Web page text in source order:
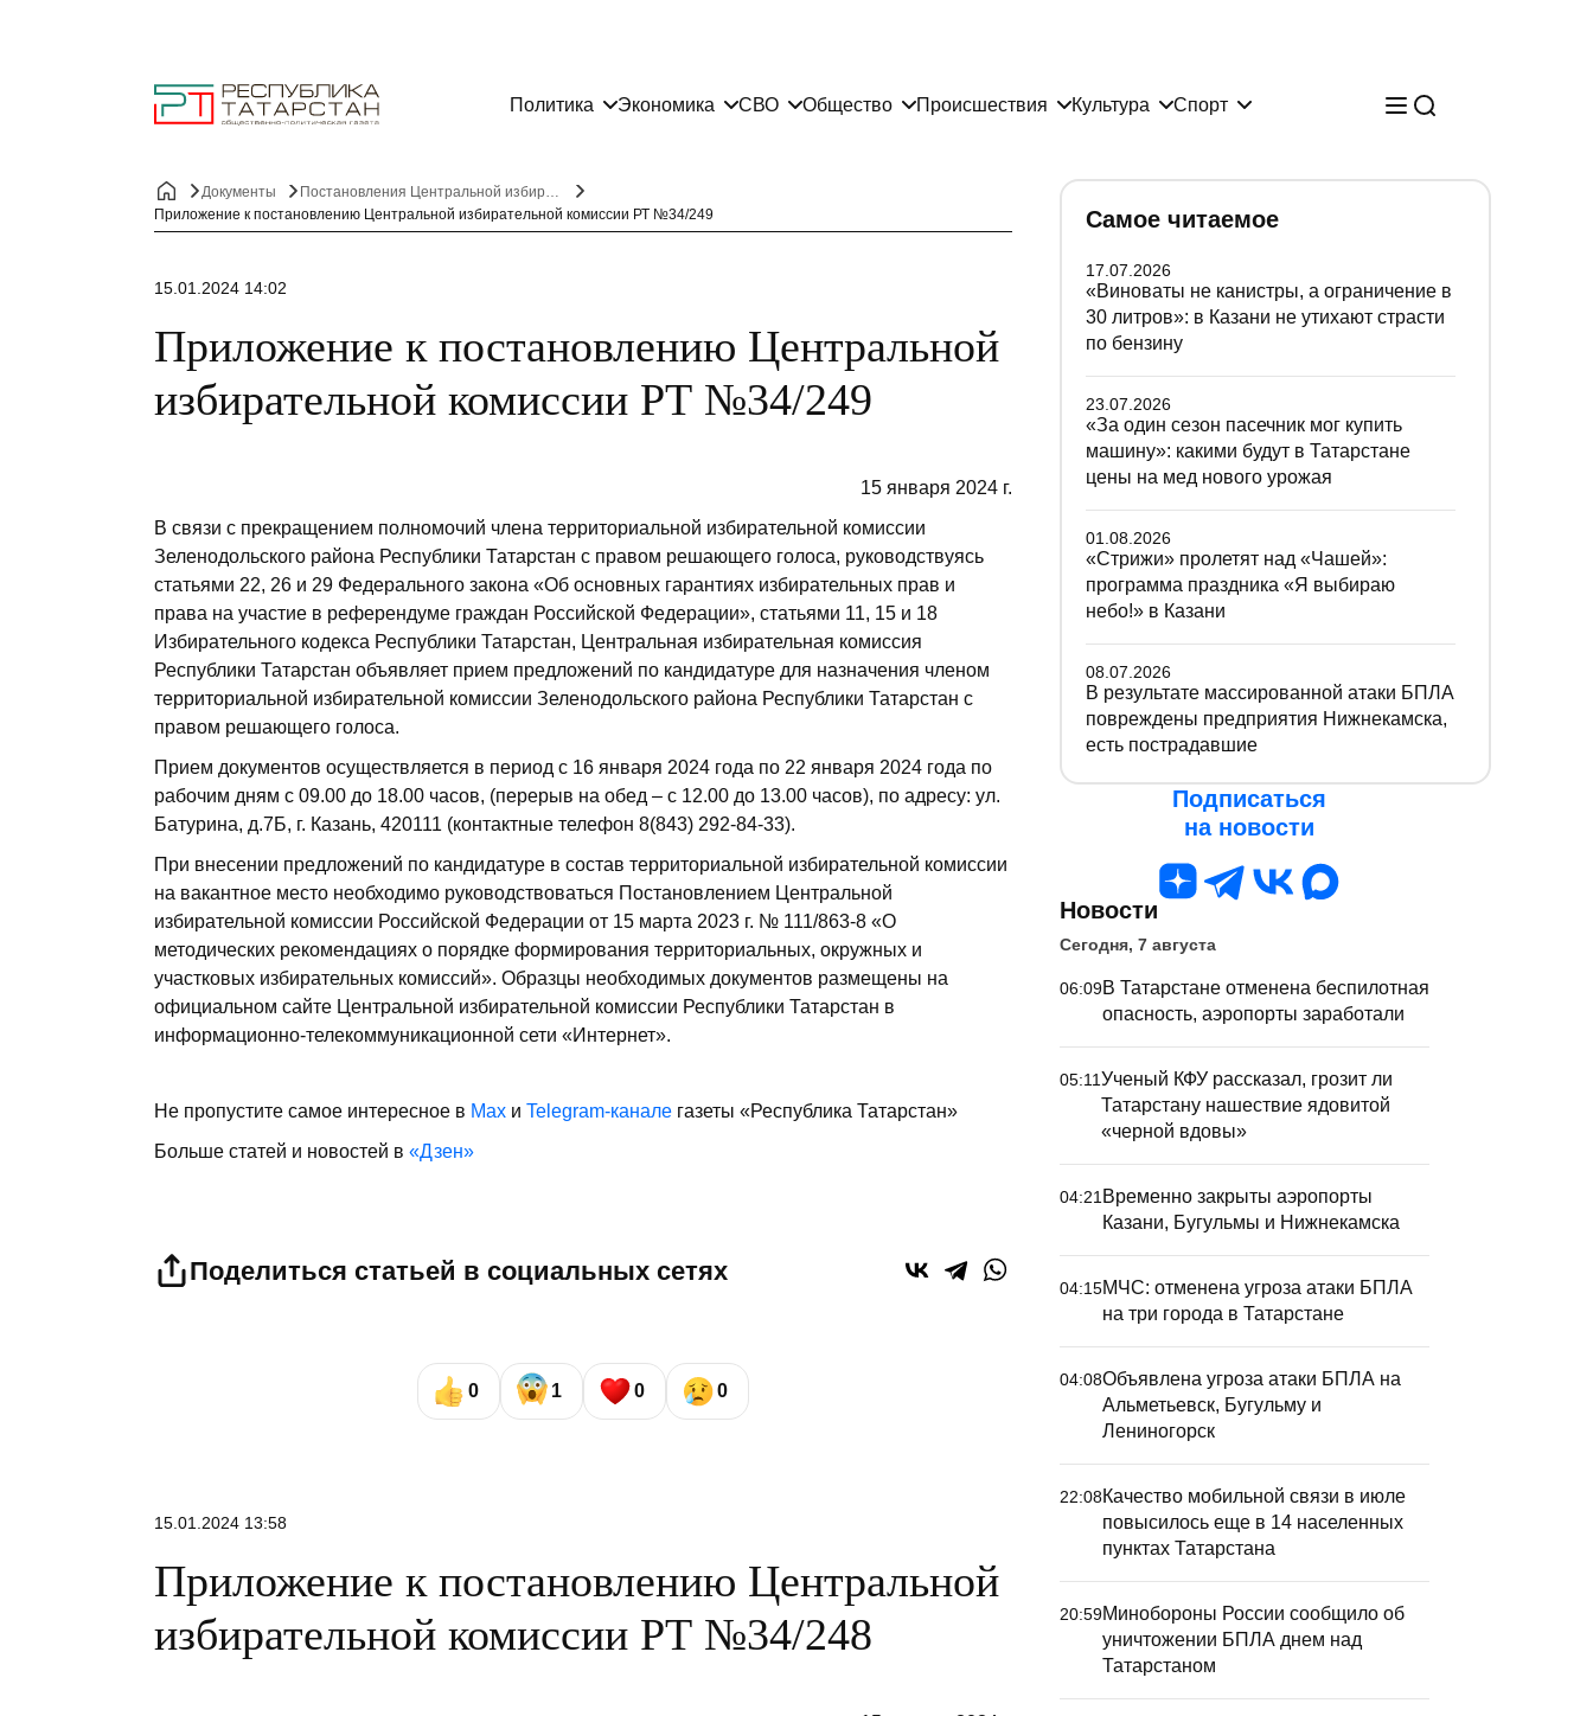
Политика Экономика СВО Общество Происшествия Культура Спорт
Документы
Постановления Центральной избирательной комиссии Республики Татарстан
Приложение к постановлению Центральной избирательной комиссии РТ №34/249
15.01.2024 14:02
Приложение к постановлению Центральной
избирательной комиссии РТ №34/249
15 января 2024 г.
В связи с прекращением полномочий члена территориальной избирательной комиссии
Зеленодольского района Республики Татарстан с правом решающего голоса, руководствуясь
статьями 22, 26 и 29 Федерального закона «Об основных гарантиях избирательных прав и
права на участие в референдуме граждан Российской Федерации», статьями 11, 15 и 18
Избирательного кодекса Республики Татарстан, Центральная избирательная комиссия
Республики Татарстан объявляет прием предложений по кандидатуре для назначения членом
территориальной избирательной комиссии Зеленодольского района Республики Татарстан с
правом решающего голоса.
Прием документов осуществляется в период с 16 января 2024 года по 22 января 2024 года по
рабочим дням с 09.00 до 18.00 часов, (перерыв на обед – с 12.00 до 13.00 часов), по адресу: ул.
Батурина, д.7Б, г. Казань, 420111 (контактные телефон 8(843) 292-84-33).
При внесении предложений по кандидатуре в состав территориальной избирательной комиссии
на вакантное место необходимо руководствоваться Постановлением Центральной
избирательной комиссии Российской Федерации от 15 марта 2023 г. № 111/863-8 «О
методических рекомендациях о порядке формирования территориальных, окружных и
участковых избирательных комиссий». Образцы необходимых документов размещены на
официальном сайте Центральной избирательной комиссии Республики Татарстан в
информационно-телекоммуникационной сети «Интернет».
Не пропустите самое интересное в Max и Telegram-канале газеты «Республика Татарстан»
Больше статей и новостей в «Дзен»
Поделиться статьей в социальных сетях
0 1 0 0
15.01.2024 13:58
Приложение к постановлению Центральной
избирательной комиссии РТ №34/248
Самое читаемое
17.07.2026
«Виноваты не канистры, а ограничение в
30 литров»: в Казани не утихают страсти
по бензину
23.07.2026
«За один сезон пасечник мог купить
машину»: какими будут в Татарстане
цены на мед нового урожая
01.08.2026
«Стрижи» пролетят над «Чашей»:
программа праздника «Я выбираю
небо!» в Казани
08.07.2026
В результате массированной атаки БПЛА
повреждены предприятия Нижнекамска,
есть пострадавшие
Подписаться
на новости
Новости
Сегодня, 7 августа
06:09В Татарстане отменена беспилотная
опасность, аэропорты заработали
05:11Ученый КФУ рассказал, грозит ли
Татарстану нашествие ядовитой
«черной вдовы»
04:21 Временно закрыты аэропорты
Казани, Бугульмы и Нижнекамска
04:15МЧС: отменена угроза атаки БПЛА
на три города в Татарстане
04:08Объявлена угроза атаки БПЛА на
Альметьевск, Бугульму и
Лениногорск
22:08Качество мобильной связи в июле
повысилось еще в 14 населенных
пунктах Татарстана
20:59Минобороны России сообщило об
уничтожении БПЛА днем над
Татарстаном